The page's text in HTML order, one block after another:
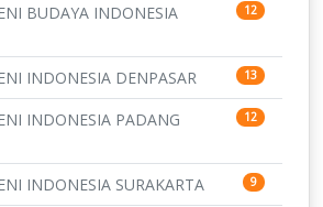
BUDAYA INDONESIA
12
INDONESIA DENPASAR 13
INDONESIA PADANG
12
INDONESIA SURAKARTA 9